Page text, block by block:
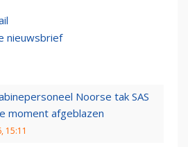
nieuwsbrief
Noorse tak SAS
moment afgeblazen
15:11